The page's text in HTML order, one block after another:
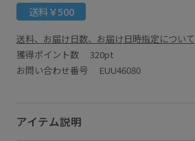
送料￥500
送料、お届け日数、お届け日時指定について
獲得ポイント数 320pt
お問い合わせ番号 EUU46080
アイテム説明